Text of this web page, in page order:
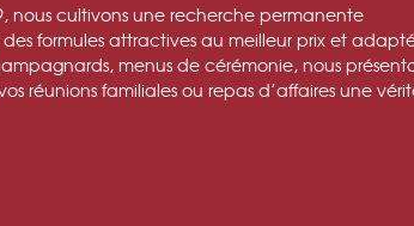
nous cultivons une recherche permanente
formules attractives au meilleur prix et
menus de cérémonie, nous
réunions familiales ou repas d’affaires une